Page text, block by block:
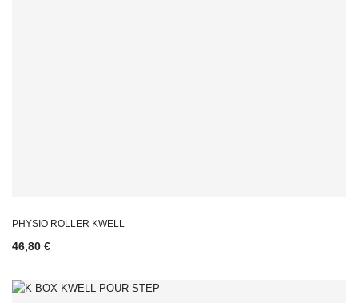
PHYSIO ROLLER KWELL
46,80 €